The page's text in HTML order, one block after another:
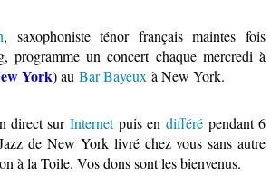
, saxophoniste ténor français maintes fois
programme un concert chaque mercredi à
York) au Bar Bayeux à New York.
direct sur Internetpuis en différé pendant 6
de New York livré chez vous sans autre
à la Toile. Vos dons sont les bienvenus.